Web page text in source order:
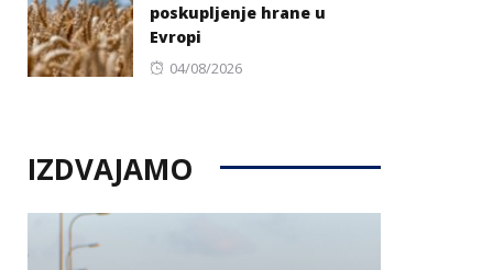
poskupljenje hrane u
Evropi
Posted
04/08/2026
IZDVAJAMO